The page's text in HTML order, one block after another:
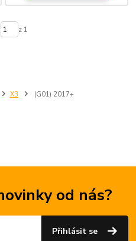
X3 (G01) 2017+
z 1
od nás?
Přihlásit se